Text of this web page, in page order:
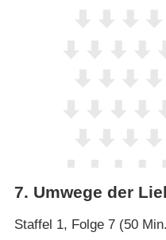
7. Umwege der
Staffel 1, Folge 7 (50